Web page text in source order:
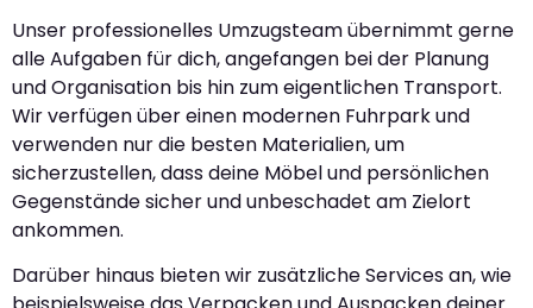
Unser professionelles Umzugsteam übernimmt gerne
alle Aufgaben für dich, angefangen bei der Planung
und Organisation bis hin zum eigentlichen Transport.
Wir verfügen über einen modernen Fuhrpark und
verwenden nur die besten Materialien, um
sicherzustellen, dass deine Möbel und persönlichen
Gegenstände sicher und unbeschadet am Zielort
ankommen.
Darüber hinaus bieten wir zusätzliche Services an, wie